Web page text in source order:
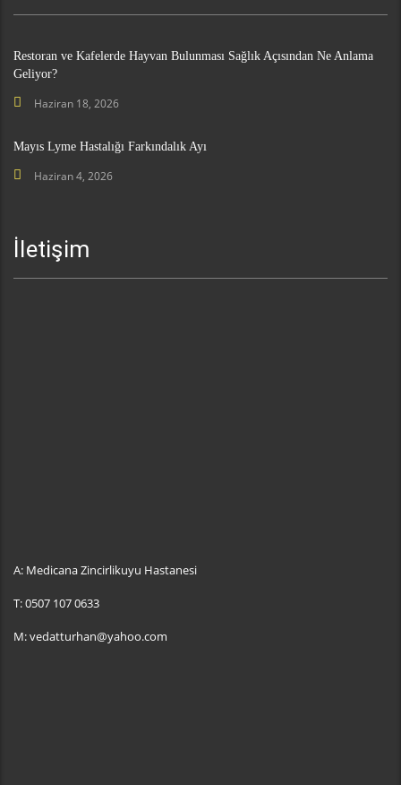
Restoran ve Kafelerde Hayvan Bulunması Sağlık Açısından Ne Anlama
Geliyor?
Haziran 18, 2026
Mayıs Lyme Hastalığı Farkındalık Ayı
Haziran 4, 2026
İletişim
A: Medicana Zincirlikuyu Hastanesi
T:0507 107 0633
M:vedatturhan@yahoo.com